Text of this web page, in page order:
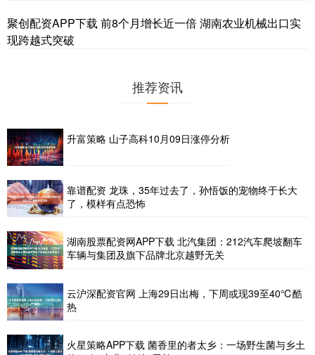
聚创配资APP下载 前8个月增长近一倍 湖南农业机械出口实
现跨越式突破
推荐资讯
升富策略 山子高科10月09日涨停分析
靠谱配资 龙珠，35年过去了，孙悟饭的宠物终于长大
了，模样有点恐怖
湖南股票配资网APP下载 北汽集团：212汽车爬坡翻车
车辆与集团及旗下品牌北京越野无关
云沪深配资官网 上海29日出梅，下周或现39至40℃酷
热
火星策略APP下载 菌香里的者太乡：一场野生菌与乡土